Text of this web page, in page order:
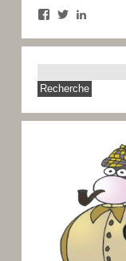
Facebook
Twitter